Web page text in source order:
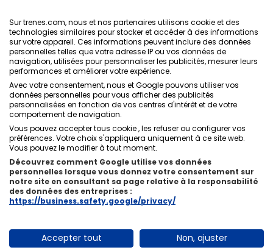
Politique de confidentialité
Conditions générales
Politique des Cookies
Politique de sécurité
Avis légal
Qui sommes-nous ixigo
Copyright © Trenes.com. Tous droits réservés.
Sur trenes.com, nous et nos partenaires utilisons cookie et des
technologies similaires pour stocker et accéder à des informations
sur votre appareil. Ces informations peuvent inclure des données
personnelles telles que votre adresse IP ou vos données de
navigation, utilisées pour personnaliser les publicités, mesurer leurs
performances et améliorer votre expérience.
Avec votre consentement, nous et Google pouvons utiliser vos
données personnelles pour vous afficher des publicités
personnalisées en fonction de vos centres d'intérêt et de votre
comportement de navigation.
Vous pouvez accepter tous cookie , les refuser ou configurer vos
préférences. Votre choix s'appliquera uniquement à ce site web.
Vous pouvez le modifier à tout moment.
Découvrez comment Google utilise vos données
personnelles lorsque vous donnez votre consentement sur
notre site en consultant sa page relative à la responsabilité
des données des entreprises :
https://business.safety.google/privacy/
Accepter tout Non, ajuster